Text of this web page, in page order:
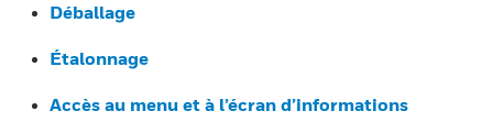
Déballage
Étalonnage
Accès au menu et à l’écran d’informations